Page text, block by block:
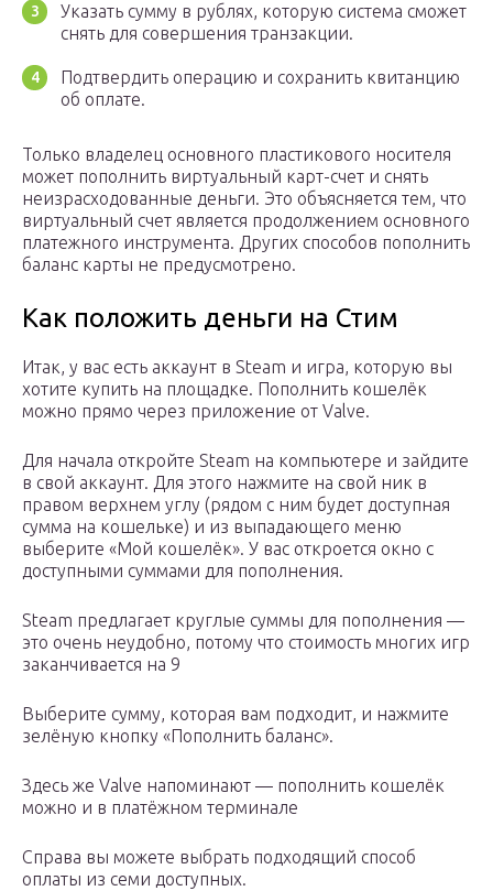
Указать сумму в рублях, которую система сможет
снять для совершения транзакции.
Подтвердить операцию и сохранить квитанцию
об оплате.
Только владелец основного пластикового носителя
может пополнить виртуальный карт-счет и снять
неизрасходованные деньги. Это объясняется тем, что
виртуальный счет является продолжением основного
платежного инструмента. Других способов пополнить
баланс карты не предусмотрено.
Как положить деньги на Стим
Итак, у вас есть аккаунт в Steam и игра, которую вы
хотите купить на площадке. Пополнить кошелёк
можно прямо через приложение от Valve.
Для начала откройте Steam на компьютере и зайдите
в свой аккаунт. Для этого нажмите на свой ник в
правом верхнем углу (рядом с ним будет доступная
сумма на кошельке) и из выпадающего меню
выберите «Мой кошелёк». У вас откроется окно с
доступными суммами для пополнения.
Steam предлагает круглые суммы для пополнения —
это очень неудобно, потому что стоимость многих игр
заканчивается на 9
Выберите сумму, которая вам подходит, и нажмите
зелёную кнопку «Пополнить баланс».
Здесь же Valve напоминают — пополнить кошелёк
можно и в платёжном терминале
Справа вы можете выбрать подходящий способ
оплаты из семи доступных.